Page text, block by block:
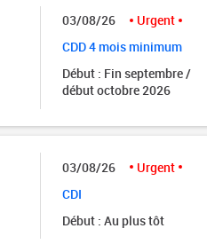
03/08/26
Urgent
CDD 4 mois minimum
Début : Fin septembre /
début octobre 2026
03/08/26
Urgent
CDI
Début : Au plus tôt